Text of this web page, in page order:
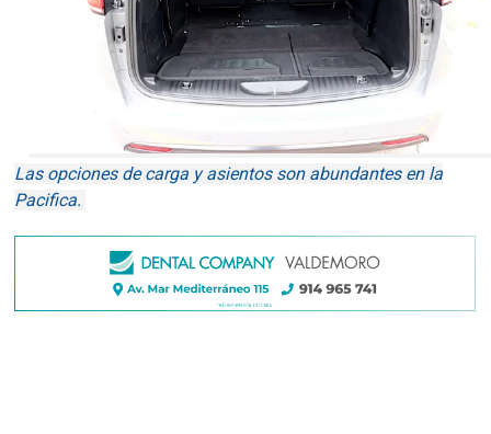
Las opciones de carga y asientos son abundantes en la
Pacifica.